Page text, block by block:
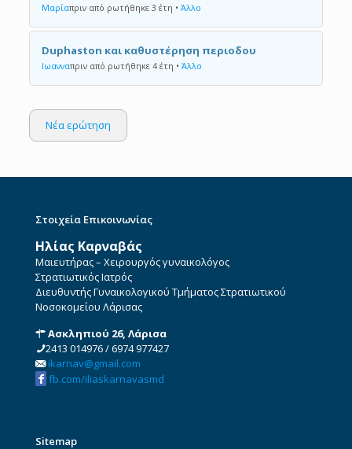
Μαρίαπριν από ρωτήθηκε 3 έτη • Άλλο
Duphaston και καθυστέρηση περιοδου
Ιωανναπριν από ρωτήθηκε 4 έτη • Άλλο
Νέα ερώτηση
Στοιχεία Επικοινωνίας
Ηλίας Καρναβάς
Μαιευτήρας – Χειρουργός γυναικολόγος
Στρατιωτικός Ιατρός
Διευθυντής Γυναικολογικού Τμήματος Στρατιωτικού
Νοσοκομείου Λάρισας
Ασκληπιού 26, Λάρισα
2413 014976/6974 977427
ikarnav@gmail.com
fb.com/iliaskarnavasmd
Sitemap